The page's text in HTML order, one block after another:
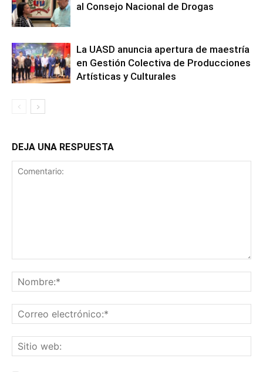
al Consejo Nacional de Drogas
La UASD anuncia apertura de maestría
en Gestión Colectiva de Producciones
Artísticas y Culturales
DEJA UNA RESPUESTA